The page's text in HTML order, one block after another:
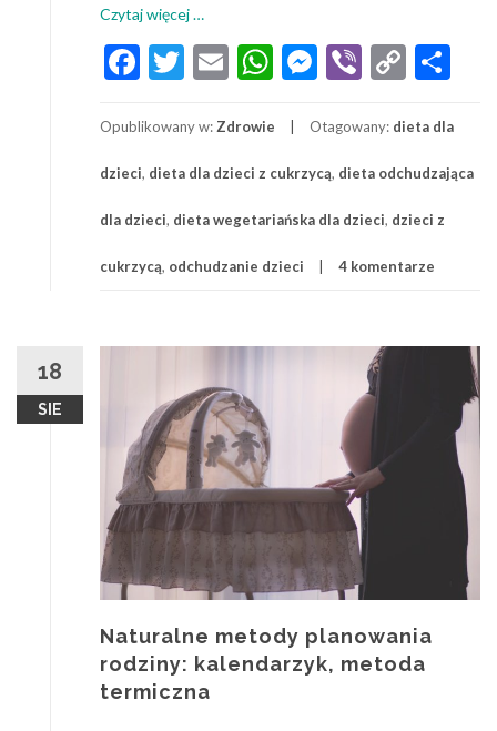
Czytaj więcej
dla
dzieci
diety
dzieci:
nadwagą,
autyzmem,
…
Facebook
Twitter
EmailWhatsApp
Messenger
Viber
Copy
Opublikowany w: Zdrowie Otagowany: dieta dla
dzieci, dieta dla dzieci z cukrzycą, dieta odchudzająca
dla dzieci, dieta wegetariańska dla dzieci, dzieci z
cukrzycą, odchudzanie dzieci 4 komentarze
18
SIE
Naturalne metody planowania
rodziny: kalendarzyk, metoda
termiczna